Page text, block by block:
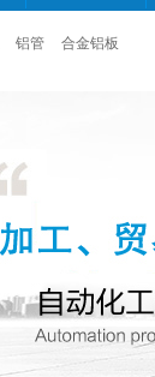
铝管 合金铝板